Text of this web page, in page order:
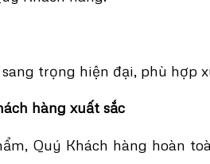
trọng hiện đại, phù hợp
hàng xuất sắc
Quý Khách hàng hoàn